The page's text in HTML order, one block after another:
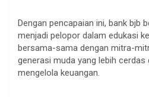
Dengan pencapaian ini, bank bjb
menjadi pelopor dalam edukasi
bersama-sama dengan mitra-
generasi muda yang lebih cerdas
mengelola keuangan.